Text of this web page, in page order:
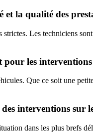
et la qualité des
Les techniciens
pour les
Que ce soit une
interventions sur
dans les plus brefs